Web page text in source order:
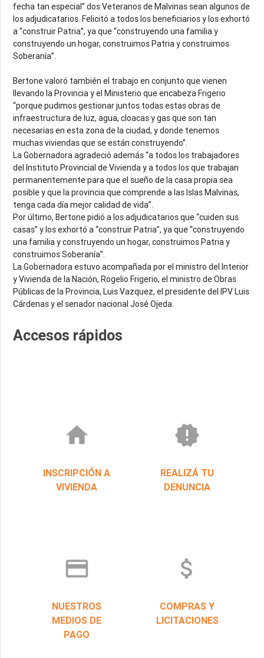
fecha tan especial” dos Veteranos de Malvinas sean algunos de
los adjudicatarios. Felicitó a todos los beneficiarios y los exhortó
a “construir Patria”, ya que “construyendo una familia y
construyendo un hogar, construimos Patria y construimos
Soberanía”.
Bertone valoró también el trabajo en conjunto que vienen
llevando la Provincia y el Ministerio que encabeza Frigerio
“porque pudimos gestionar juntos todas estas obras de
infraestructura de luz, agua, cloacas y gas que son tan
necesarias en esta zona de la ciudad, y donde tenemos
muchas viviendas que se están construyendo”.
La Gobernadora agradeció además “a todos los trabajadores
del Instituto Provincial de Vivienda y a todos los que trabajan
permanentemente para que el sueño de la casa propia sea
posible y que la provincia que comprende a las Islas Malvinas,
tenga cada día mejor calidad de vida”.
Por último, Bertone pidió a los adjudicatarios que “cuiden sus
casas” y los exhortó a “construir Patria”, ya que “construyendo
una familia y construyendo un hogar, construimos Patria y
construimos Soberanía”.
La Gobernadora estuvo acompañada por el ministro del Interior
y Vivienda de la Nación, Rogelio Frigerio, el ministro de Obras
Públicas de la Provincia, Luis Vazquez, el presidente del IPV Luis
Cárdenas y el senador nacional José Ojeda.
Accesos rápidos
home
INSCRIPCIÓN A
VIVIENDA
new_releases
REALIZÁ TU
DENUNCIA
credit_card
NUESTROS
MEDIOS DE
PAGO
attach_money
COMPRAS Y
LICITACIONES